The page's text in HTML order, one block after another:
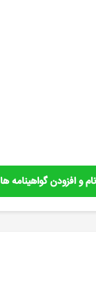
و افزودن گواهینامه ها